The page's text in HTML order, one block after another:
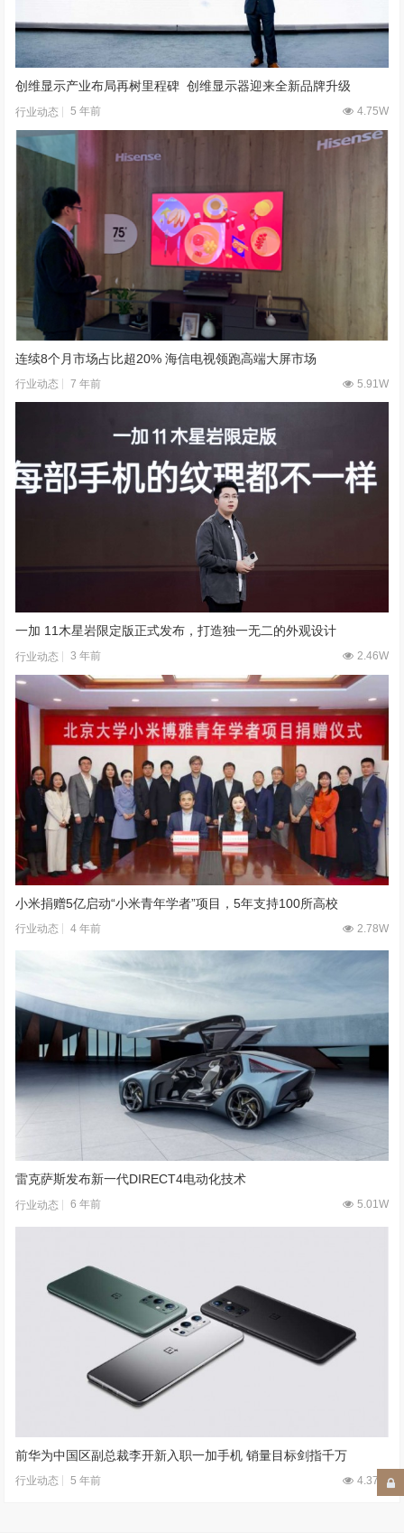
创维显示产业布局再树里程碑 创维显示器迎来全新品牌升级
行业动态 5 年前 4.75W
连续8个月市场占比超20% 海信电视领跑高端大屏市场
行业动态 7 年前 5.91W
一加 11木星岩限定版正式发布，打造独一无二的外观设计
行业动态 3 年前 2.46W
小米捐赠5亿启动“小米青年学者”项目，5年支持100所高校
行业动态 4 年前 2.78W
雷克萨斯发布新一代DIRECT4电动化技术
行业动态 6 年前 5.01W
前华为中国区副总裁李开新入职一加手机 销量目标剑指千万
行业动态 5 年前 4.37W